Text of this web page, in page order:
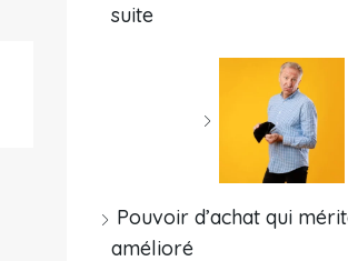
suite
Pouvoir d’achat qui
amélioré